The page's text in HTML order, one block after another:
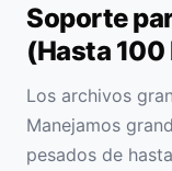
Soporte
(Hasta 100
Los archivos
Manejamos
pesados de